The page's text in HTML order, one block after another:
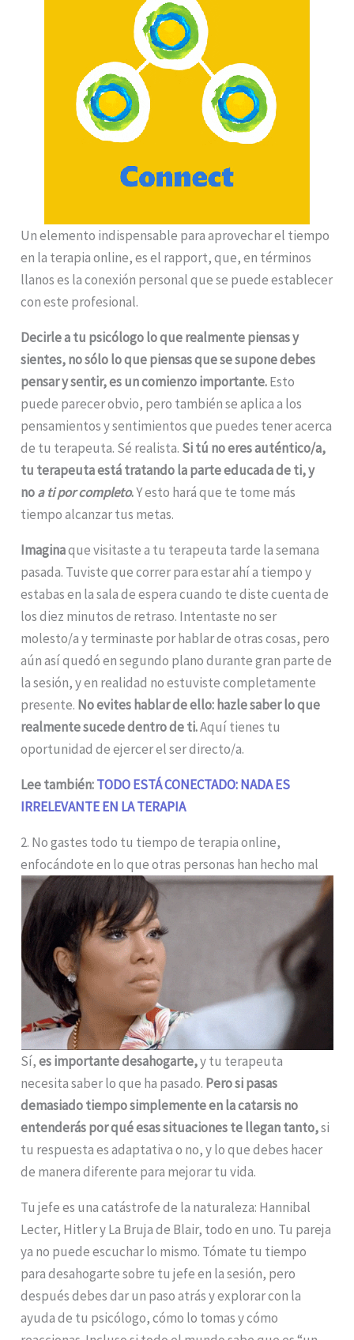
Un elemento indispensable para aprovechar el tiempo
en la terapia online, es el rapport, que, en términos
llanos es la conexión personal que se puede establecer
con este profesional.
Decirle a tu psicólogo lo que realmente piensas y
sientes, no sólo lo que piensas que se supone debes
pensar y sentir, es un comienzo importante.Esto
puede parecer obvio, pero también se aplica a los
pensamientos y sentimientos que puedes tener acerca
de tu terapeuta. Sé realista. Si tú no eres auténtico/a,
tu terapeuta está tratando la parte educada de ti, y
noa ti por completo.Y esto hará que te tome más
tiempo alcanzar tus metas.
Imaginaque visitaste a tu terapeuta tarde la semana
pasada. Tuviste que correr para estar ahí a tiempo y
estabas en la sala de espera cuando te diste cuenta de
los diez minutos de retraso. Intentaste no ser
molesto/a y terminaste por hablar de otras cosas, pero
aún así quedó en segundo plano durante gran parte de
la sesión, y en realidad no estuviste completamente
presente. No evites hablar de ello: hazle saber lo que
realmente sucede dentro de ti.Aquí tienes tu
oportunidad de ejercer el ser directo/a.
Lee también:TODO ESTÁ CONECTADO: NADA ES
IRRELEVANTE EN LA TERAPIA
2. No gastes todo tu tiempo de terapia online,
enfocándote en lo que otras personas han hecho mal
Sí,es importante desahogarte,y tu terapeuta
necesita saber lo que ha pasado. Pero si pasas
demasiado tiempo simplemente en la catarsis no
entenderás por qué esas situaciones te llegan tanto,si
tu respuesta es adaptativa o no, y lo que debes hacer
de manera diferente para mejorar tu vida.
Tu jefe es una catástrofe de la naturaleza: Hannibal
Lecter, Hitler y La Bruja de Blair, todo en uno. Tu pareja
ya no puede escuchar lo mismo. Tómate tu tiempo
para desahogarte sobre tu jefe en la sesión, pero
después debes dar un paso atrás y explorar con la
ayuda de tu psicólogo, cómo lo tomas y cómo